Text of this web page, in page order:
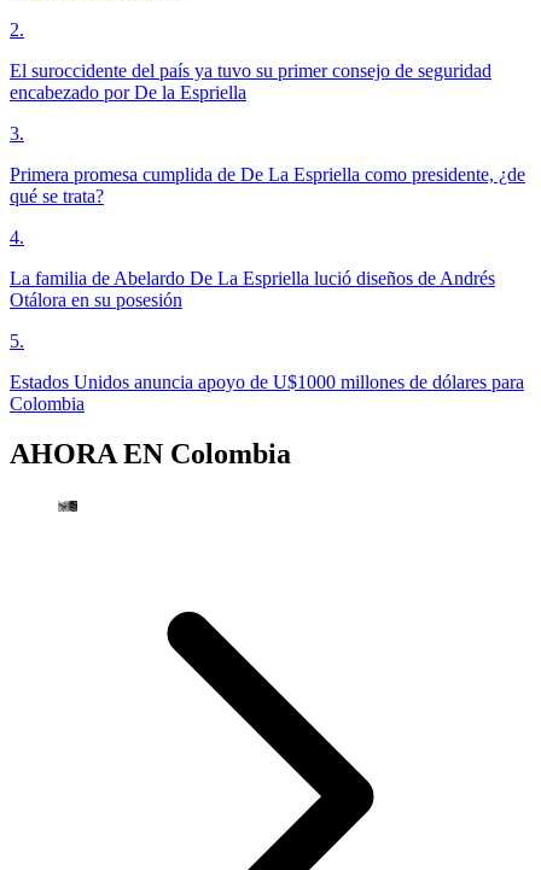
2.
El suroccidente del país ya tuvo su primer consejo de seguridad
encabezado por De la Espriella
3.
Primera promesa cumplida de De La Espriella como presidente, ¿de
qué se trata?
4.
La familia de Abelardo De La Espriella lució diseños de Andrés
Otálora en su posesión
5.
Estados Unidos anuncia apoyo de U$1000 millones de dólares para
Colombia
AHORA EN Colombia